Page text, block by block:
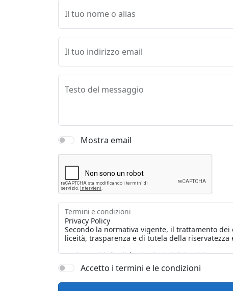
Il tuo nome o alias
Il tuo indirizzo email
Testo del messaggio
Mostra email
Termini e condizioni
Accetto i termini e le condizioni